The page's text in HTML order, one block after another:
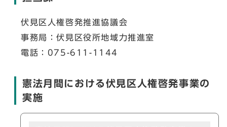
伏見区人権啓発推進協議会
事務局：伏見区役所地域力推進室
電話：075-611-1144
憲法月間における伏見区人権啓発事業の
実施